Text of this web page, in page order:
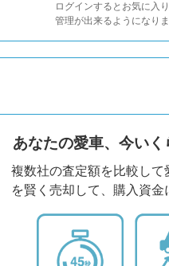
ログインするとお気に入
管理が出来るようになり
あなたの愛車、今いく
複数社の査定額を比較し
を賢く売却して、購入資金